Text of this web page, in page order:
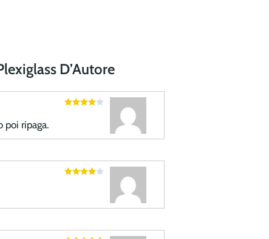
D’Autore
poi ripaga.